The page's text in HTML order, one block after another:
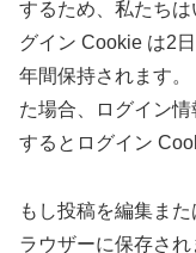
するため、私たち
グイン Cookie は2
年間保持されます
た場合、ログイン
するとログイン
もし投稿を編集ま
ラウザーに保存さ